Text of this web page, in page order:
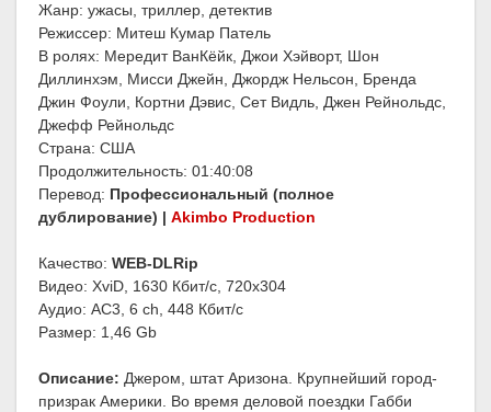
Жанр: ужасы, триллер, детектив
Режиссер: Митеш Кумар Патель
В ролях: Мередит ВанКёйк, Джои Хэйворт, Шон
Диллинхэм, Мисси Джейн, Джордж Нельсон, Бренда
Джин Фоули, Кортни Дэвис, Сет Видль, Джен Рейнольдс,
Джефф Рейнольдс
Страна: США
Продолжительность: 01:40:08
Перевод: Профессиональный (полное
дублирование) | Akimbo Production
Качество: WEB-DLRip
Видео: XviD, 1630 Кбит/с, 720x304
Аудио: AC3, 6 ch, 448 Кбит/с
Размер: 1,46 Gb
Описание: Джером, штат Аризона. Крупнейший город-
призрак Америки. Во время деловой поездки Габби